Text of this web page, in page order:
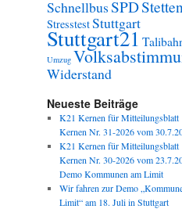
SchnellbusSPD
StresstestStuttgart
Stuttgart21
Umzug
Widerstand
Neueste Beiträge
K21 Kernen für Mitteilungsblatt
Kernen Nr. 31-2026 vom
K21 Kernen für Mitteilungsblatt
Kernen Nr. 30-2026 vom
Demo Kommunen am Limit
Wir fahren zur Demo
Limit“ am 18. Juli in Stuttgart